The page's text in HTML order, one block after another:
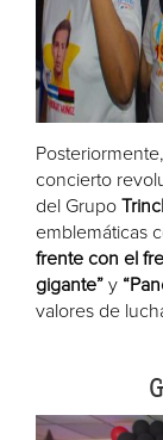
concierto
del Grupo
emblemáticas
frente con el
gigante” y
valores de